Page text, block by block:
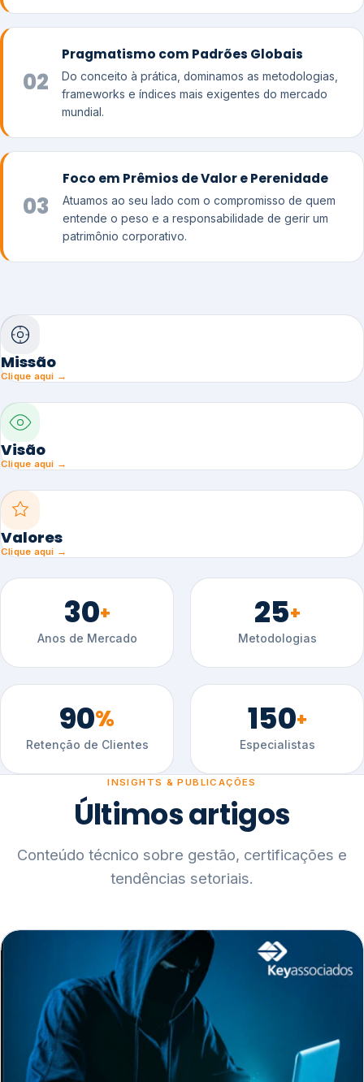
02
Pragmatismo com Padrões Globais
Do conceito à prática, dominamos as metodologias,
frameworks e índices mais exigentes do mercado
mundial.
03
Foco em Prêmios de Valor e Perenidade
Atuamos ao seu lado com o compromisso de quem
entende o peso e a responsabilidade de gerir um
patrimônio corporativo.
Missão
Clique aqui →
Visão
Clique aqui →
Valores
Clique aqui →
30+
Anos de Mercado
25+
Metodologias
90%
Retenção de Clientes
150+
Especialistas
INSIGHTS & PUBLICAÇÕES
Últimos artigos
Conteúdo técnico sobre gestão, certificações e
tendências setoriais.